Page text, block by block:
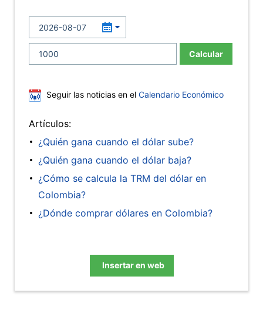
Calcular
Seguir las noticias en el Calendario Económico
Artículos:
¿Quién gana cuando el dólar sube?
¿Quién gana cuando el dólar baja?
¿Cómo se calcula la TRM del dólar en
Colombia?
¿Dónde comprar dólares en Colombia?
Insertar en web